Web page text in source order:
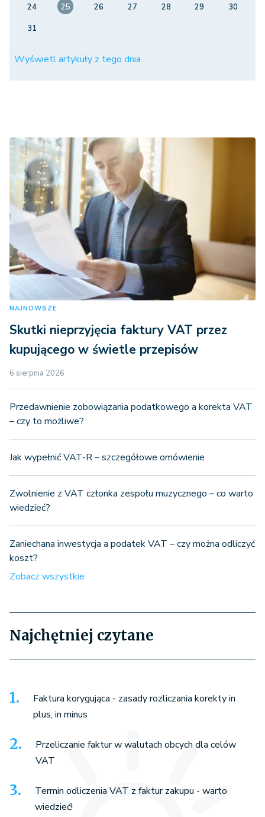
24
25 26 27 28 29
30
31
Wyświetl artykuły z tego dnia
NAJNOWSZE
Skutki nieprzyjęcia faktury VAT przez
kupującego w świetle przepisów
6 sierpnia 2026
Przedawnienie zobowiązania podatkowego a korekta VAT
– czy to możliwe?
Jak wypełnić VAT-R – szczegółowe omówienie
Zwolnienie z VAT członka zespołu muzycznego – co warto
wiedzieć?
Zaniechana inwestycja a podatek VAT – czy można odliczyć
koszt?
Zobacz wszystkie
Najchętniej czytane
Faktura korygująca - zasady rozliczania korekty in
plus, in minus
Przeliczanie faktur w walutach obcych dla celów
VAT
Termin odliczenia VAT z faktur zakupu - warto
wiedzieć!